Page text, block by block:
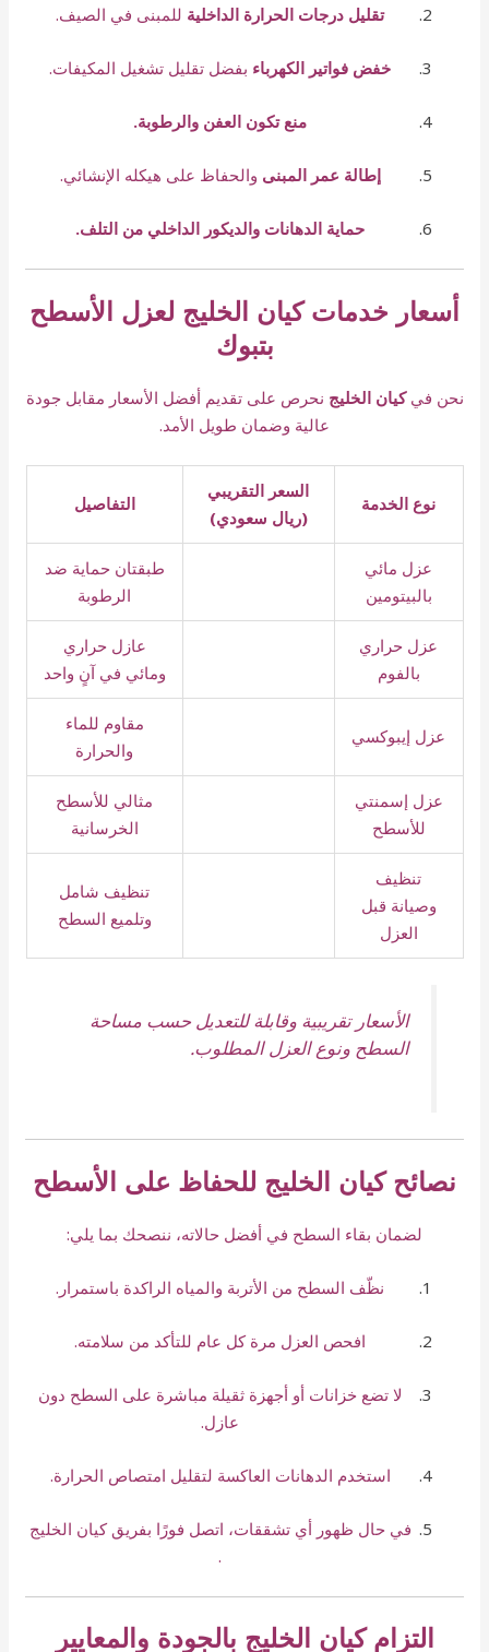
تقليل درجات الحرارة الداخلية للمبنى في الصيف.
خفض فواتير الكهرباء بفضل تقليل تشغيل المكيفات.
منع تكون العفن والرطوبة.
إطالة عمر المبنى والحفاظ على هيكله الإنشائي.
حماية الدهانات والديكور الداخلي من التلف.
أسعار خدمات كيان الخليج لعزل الأسطح
بتبوك
نحن فيكيان الخليج نحرص على تقديم أفضل الأسعار مقابل جودة
عالية وضمان طويل الأمد.
نوع الخدمة
السعر التقريبي
(ريال سعودي)
التفاصيل
عزل مائي
بالبيتومين
طبقتان حماية ضد
الرطوبة
عزل حراري
بالفوم
عازل حراري
ومائي في آنٍ واحد
عزل إيبوكسي
مقاوم للماء
والحرارة
عزل إسمنتي
للأسطح
مثالي للأسطح
الخرسانية
تنظيف
وصيانة قبل
العزل
تنظيف شامل
وتلميع السطح
الأسعار تقريبية وقابلة للتعديل حسب مساحة
السطح ونوع العزل المطلوب.
نصائح كيان الخليج للحفاظ على الأسطح
لضمان بقاء السطح في أفضل حالاته، ننصحك بما يلي:
نظّف السطح من الأتربة والمياه الراكدة باستمرار.
افحص العزل مرة كل عام للتأكد من سلامته.
لا تضع خزانات أو أجهزة ثقيلة مباشرة على السطح دون
عازل.
استخدم الدهانات العاكسة لتقليل امتصاص الحرارة.
في حال ظهور أي تشققات، اتصل فورًا بفريق كيان الخليج
.
التزام كيان الخليج بالجودة والمعايير